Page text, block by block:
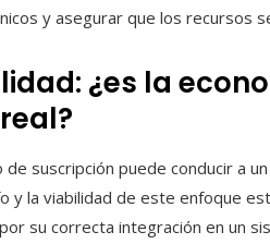
y asegurar que los recursos
¿es la
de suscripción puede conducir a
y la viabilidad de este enfoque
su correcta integración en un